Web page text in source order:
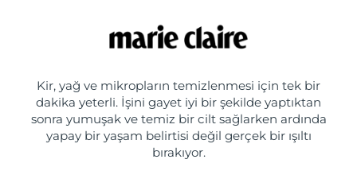
Kir, yağ ve mikropların temizlenmesi için tek bir
dakika yeterli. İşini gayet iyi bir şekilde yaptıktan
sonra yumuşak ve temiz bir cilt sağlarken ardında
yapay bir yaşam belirtisi değil gerçek bir ışıltı
bırakıyor.